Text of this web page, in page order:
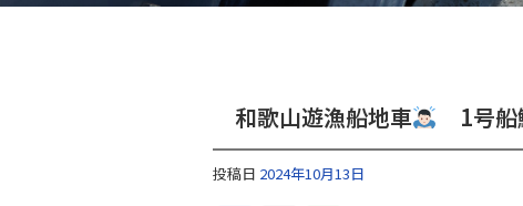
和歌山遊漁船地車 1号船
投稿日 2024年10月13日